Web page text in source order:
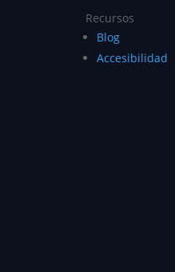
Recursos
Blog
Accesibilidad